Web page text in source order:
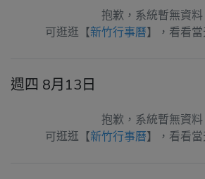
抱歉，系統暫無資料
可逛逛【新竹行事曆】，看看
週四 8月13日
抱歉，系統暫無資料
可逛逛【新竹行事曆】，看看